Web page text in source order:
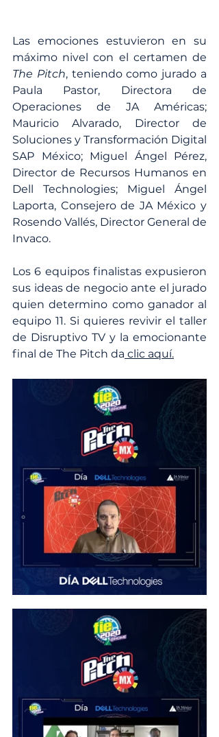
Las emociones estuvieron en su
The Pitch, teniendo como jurado a
Paula Pastor, Directora de
Operaciones de JA Américas;
Mauricio Alvarado, Director de
Soluciones y Transformación Digital
SAP México; Miguel Ángel Pérez,
Director de Recursos Humanos en
Dell Technologies; Miguel Ángel
Laporta, Consejero de JA México y
Rosendo Vallés, Director General de
Invaco.
Los 6 equipos finalistas expusieron
sus ideas de negocio ante el jurado
quien determino como ganador al
equipo 11. Si quieres revivir el taller
de Disruptivo TV y la emocionante
final de The Pitch da clic aquí.